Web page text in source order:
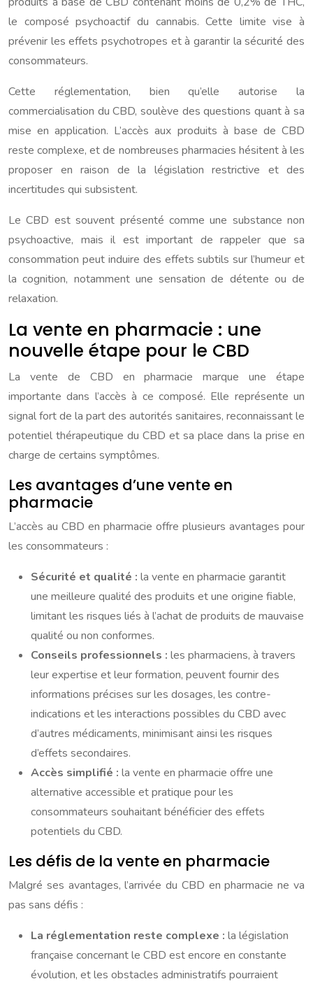
le composé psychoactif du cannabis. Cette limite vise à
prévenir les effets psychotropes et à garantir la sécurité des
consommateurs.
Cette réglementation, bien qu’elle autorise la
commercialisation du CBD, soulève des questions quant à sa
mise en application. L’accès aux produits à base de CBD
reste complexe, et de nombreuses pharmacies hésitent à les
proposer en raison de la législation restrictive et des
incertitudes qui subsistent.
Le CBD est souvent présenté comme une substance non
psychoactive, mais il est important de rappeler que sa
consommation peut induire des effets subtils sur l’humeur et
la cognition, notamment une sensation de détente ou de
relaxation.
La vente en pharmacie : une
nouvelle étape pour le CBD
La vente de CBD en pharmacie marque une étape
importante dans l’accès à ce composé. Elle représente un
signal fort de la part des autorités sanitaires, reconnaissant le
potentiel thérapeutique du CBD et sa place dans la prise en
charge de certains symptômes.
Les avantages d’une vente en
pharmacie
L’accès au CBD en pharmacie offre plusieurs avantages pour
les consommateurs :
Sécurité et qualité : la vente en pharmacie garantit
une meilleure qualité des produits et une origine fiable,
limitant les risques liés à l’achat de produits de mauvaise
qualité ou non conformes.
Conseils professionnels : les pharmaciens, à travers
leur expertise et leur formation, peuvent fournir des
informations précises sur les dosages, les contre-
indications et les interactions possibles du CBD avec
d’autres médicaments, minimisant ainsi les risques
d’effets secondaires.
Accès simplifié : la vente en pharmacie offre une
alternative accessible et pratique pour les
consommateurs souhaitant bénéficier des effets
potentiels du CBD.
Les défis de la vente en pharmacie
Malgré ses avantages, l’arrivée du CBD en pharmacie ne va
pas sans défis :
La réglementation reste complexe : la législation
française concernant le CBD est encore en constante
évolution, et les obstacles administratifs pourraient